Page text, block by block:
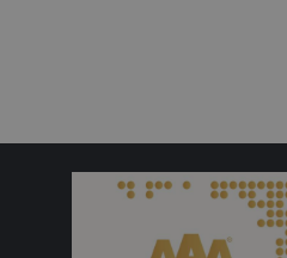
mint például valós